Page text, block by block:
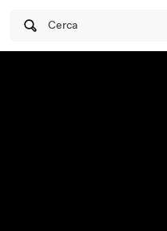
Cerca